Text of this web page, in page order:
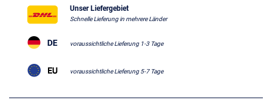
Unser Liefergebiet
Schnelle Lieferung in mehrere Länder
voraussichtliche Lieferung 1-3 Tage
voraussichtliche Lieferung 5-7 Tage